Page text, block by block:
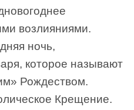
возлияниями.
ночь,
которое называют
Рождеством.
Крещение.